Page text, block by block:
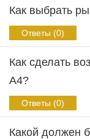
Как выбрать
Ответы (0)
Как сделать
А4?
Ответы (0)
Какой должен